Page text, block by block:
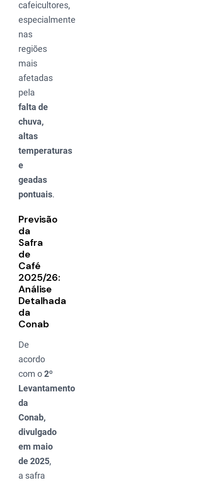
cafeicultores,
especialmente
nas
regiões
mais
afetadas
pela
falta de
chuva,
altas
temperaturas
e
geadas
pontuais.
Previsão
da
Safra
de
Café
2025/26:
Análise
Detalhada
da
Conab
De
acordo
com o2º
Levantamento
da
Conab,
divulgado
em maio
de 2025,
a safra